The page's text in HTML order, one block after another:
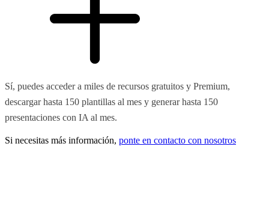
Sí, puedes acceder a miles de recursos gratuitos y Premium,
descargar hasta 150 plantillas al mes y generar hasta 150
presentaciones con IA al mes.
Si necesitas más información, ponte en contacto con nosotros